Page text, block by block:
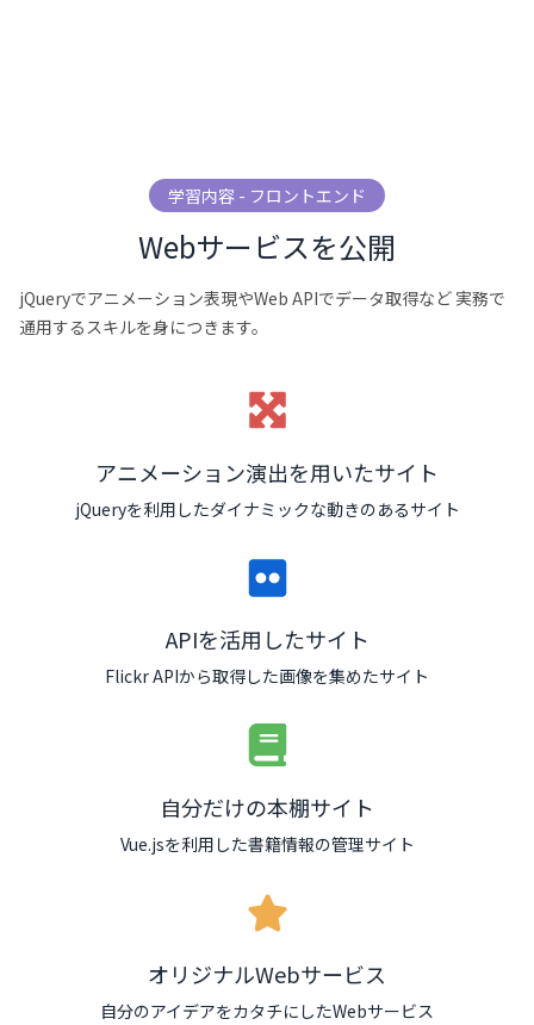
学習内容 - フロントエンド
Webサービスを公開
jQueryでアニメーション表現やWeb APIでデータ取得など 実務で
通用するスキルを身につきます。
アニメーション演出を用いたサイト
jQueryを利用したダイナミックな動きのあるサイト
APIを活用したサイト
Flickr APIから取得した画像を集めたサイト
自分だけの本棚サイト
Vue.jsを利用した書籍情報の管理サイト
オリジナルWebサービス
自分のアイデアをカタチにしたWebサービス